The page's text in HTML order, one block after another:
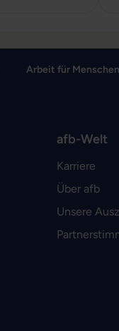
Arbeit für
afb-Welt
Karriere
Über afb
Unsere